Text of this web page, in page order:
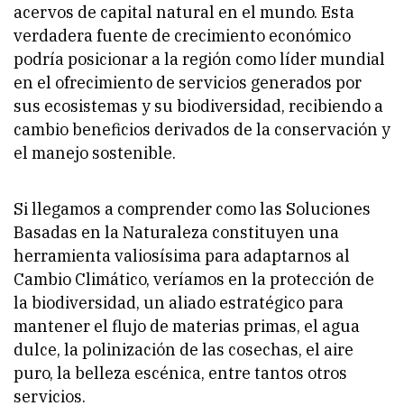
acervos de capital natural en el mundo. Esta
verdadera fuente de crecimiento económico
podría posicionar a la región como líder mundial
en el ofrecimiento de servicios generados por
sus ecosistemas y su biodiversidad, recibiendo a
cambio beneficios derivados de la conservación y
el manejo sostenible.
Si llegamos a comprender como las Soluciones
Basadas en la Naturaleza constituyen una
herramienta valiosísima para adaptarnos al
Cambio Climático, veríamos en la protección de
la biodiversidad, un aliado estratégico para
mantener el flujo de materias primas, el agua
dulce, la polinización de las cosechas, el aire
puro, la belleza escénica, entre tantos otros
servicios.